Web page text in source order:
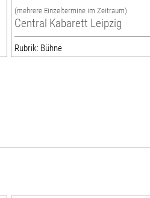
(mehrere Einzeltermine im Zeitraum)
Central Kabarett Leipzig
Rubrik: Bühne